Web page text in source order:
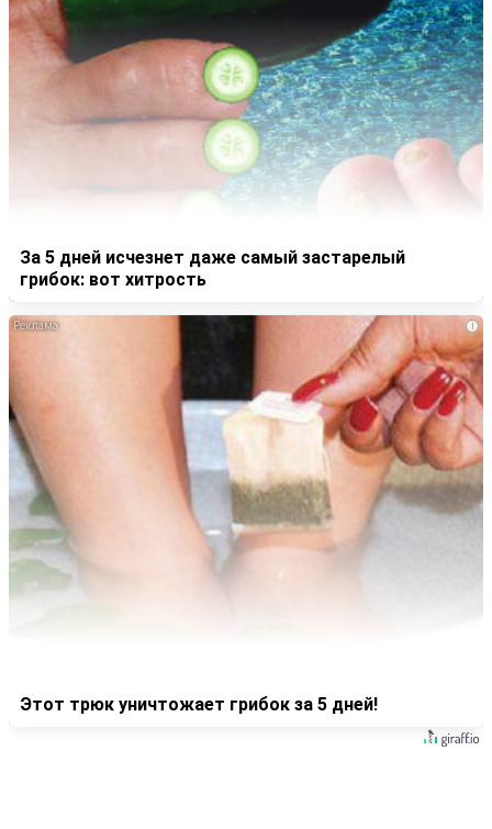
За 5 дней исчезнет даже самый застарелый
грибок: вот хитрость
i
Этот трюк уничтожает грибок за 5 дней!